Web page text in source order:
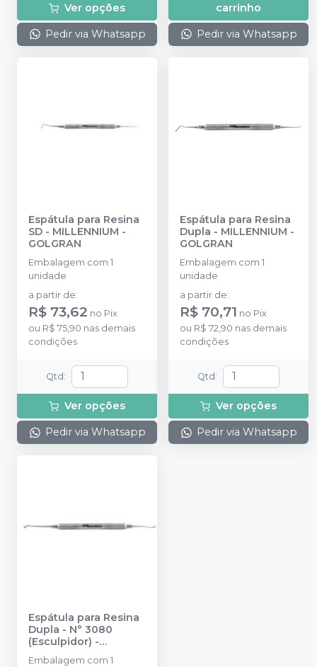
Ver opções
Pedir via Whatsapp
carrinho
Pedir via Whatsapp
Espátula para Resina
SD - MILLENNIUM -
GOLGRAN
Embalagem com 1
unidade
a partir de:
R$ 73,62 no Pix
ou R$ 75,90 nas demais
condições
Qtd :
Ver opções
Pedir via Whatsapp
Espátula para Resina
Dupla - MILLENNIUM -
GOLGRAN
Embalagem com 1
unidade
a partir de:
R$ 70,71 no Pix
ou R$ 72,90 nas demais
condições
Qtd :
Ver opções
Pedir via Whatsapp
Espátula para Resina
Dupla - N° 3080
(Esculpidor) -
MILLENNIUM -
Embalagem com 1